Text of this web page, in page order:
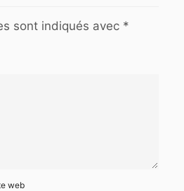
sont indiqués avec *
web